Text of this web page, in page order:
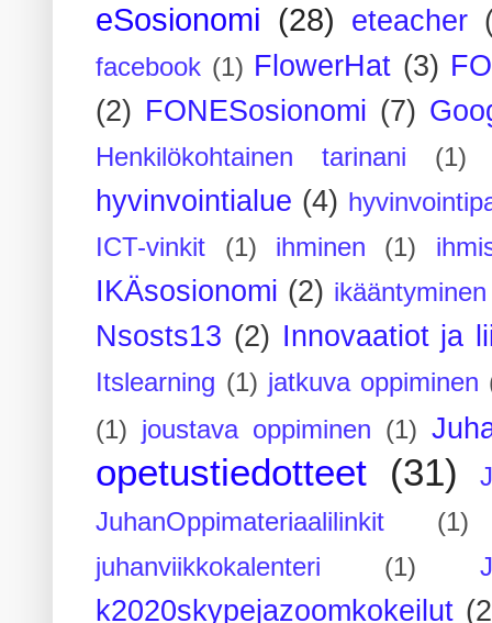
eSosionomi (28) eteacher
facebook (1) FlowerHat (3)
(2) FONESosionomi (7)
Henkilökohtainen tarinani (1)
hyvinvointialue (4)
ICT-vinkit
(1) ihminen (1)
IKÄsosionomi (2) ikääntyminen
Nsosts13 (2) Innovaatiot ja
Itslearning (1) jatkuva oppiminen
(1) joustava oppiminen (1)
opetustiedotteet (31)
JuhanOppimateriaalilinkit
(1)
juhanviikkokalenteri
(1)
k2020skypejazoomkokeilut